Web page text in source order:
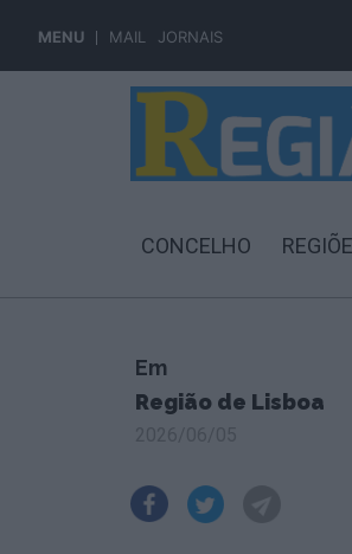
MENU MAIL JORNAIS
CONCELHO
Em
Região de Lisboa